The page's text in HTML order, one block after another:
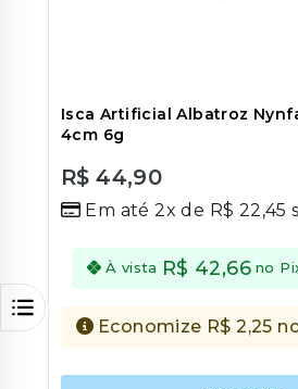
Isca Artificial Albatroz
4cm 6g
out
R$44,90
Em até 2x de R$ 22,45
À vista R$ 42,66 no
Economize R$2,25